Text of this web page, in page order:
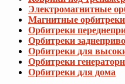
Электромагнитные
Магнитные орбитреки
Орбитреки
Орбитреки
Орбитреки для
Орбитреки
Орбитреки для дома